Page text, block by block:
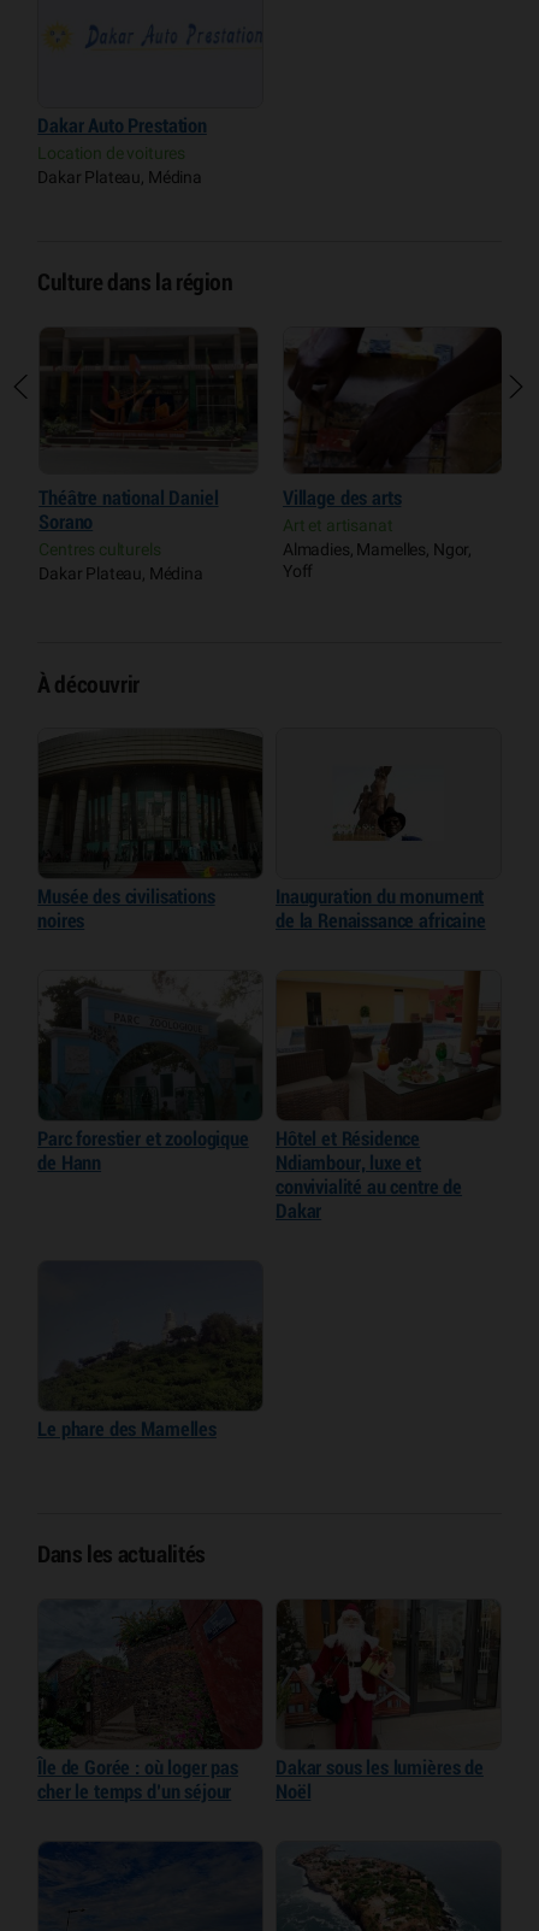
Dakar Auto Prestation
Location de voitures
Dakar Plateau, Médina
Culture dans la région
Théâtre national Daniel
Sorano
Centres culturels
Dakar Plateau, Médina
Village des arts
Art et artisanat
Almadies, Mamelles, Ngor,
Yoff
À découvrir
Musée des civilisations
noires
Inauguration du monument
de la Renaissance africaine
Parc forestier et zoologique
de Hann
Hôtel et Résidence
Ndiambour, luxe et
convivialité au centre de
Dakar
Le phare des Mamelles
Dans les actualités
Île de Gorée : où loger pas
cher le temps d’un séjour
Dakar sous les lumières de
Noël